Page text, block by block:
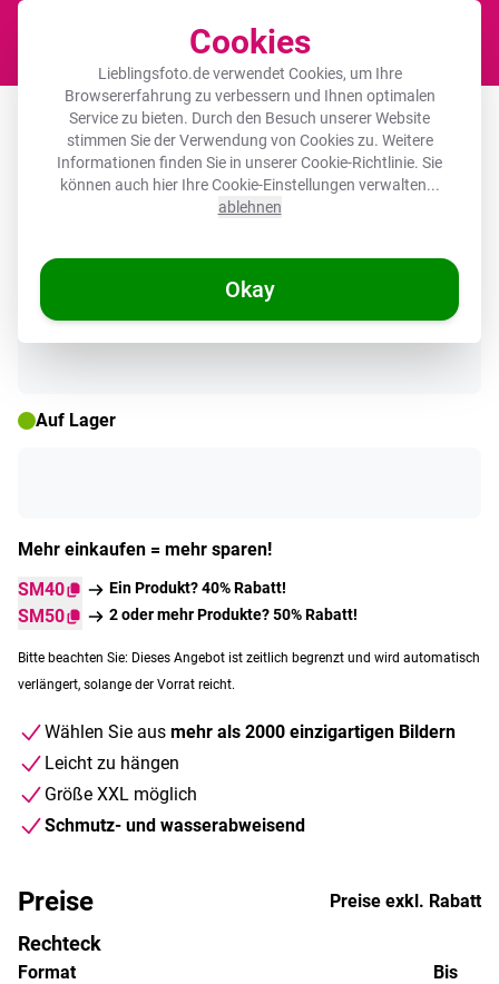
Cookies
Lieblingsfoto.de verwendet Cookies, um Ihre
Browsererfahrung zu verbessern und Ihnen optimalen
Service zu bieten. Durch den Besuch unserer Website
stimmen Sie der Verwendung von Cookies zu. Weitere
Informationen finden Sie in unsererCookie-Richtlinie. Sie
können auch hier Ihre Cookie-Einstellungen verwalten...
ablehnen
Okay
Leinwandbild - Geschenk zum
Muttertag super mum rosa/weiß
🌞 SOMMERDEALS
Auf Lager
Mehr einkaufen = mehr sparen!
SM40
Ein Produkt? 40% Rabatt!
SM50 2 oder mehr Produkte? 50% Rabatt!
Bitte beachten Sie: Dieses Angebot ist zeitlich begrenzt und wird automatisch
verlängert, solange der Vorrat reicht.
Wählen Sie aus mehr als 2000 einzigartigen Bildern
Leicht zu hängen
Größe XXL möglich
Schmutz- und wasserabweisend
Preise Preise exkl. Rabatt
Rechteck
Format
Bis